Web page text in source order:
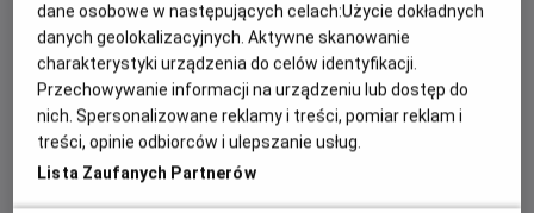
dane osobowe w następujących celach:Użycie dokładnych
danych geolokalizacyjnych. Aktywne skanowanie
charakterystyki urządzenia do celów identyfikacji.
Przechowywanie informacji na urządzeniu lub dostęp do
nich. Spersonalizowane reklamy i treści, pomiar reklam i
treści, opinie odbiorców i ulepszanie usług.
Lista Zaufanych Partnerów